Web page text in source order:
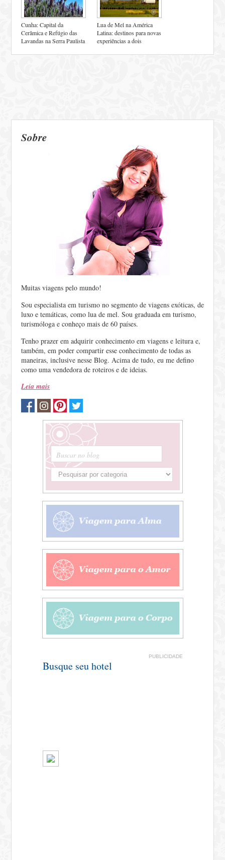
Cunha: Capital da
Cerâmica e Refúgio das
Lavandas na Serra Paulista
Lua de Mel na América
Latina: destinos para novas
experiências a dois
Sobre
Muitas viagens pelo mundo!
Sou especialista em turismo no segmento de viagens exóticas, de
luxo e temáticas, como lua de mel. Sou graduada em turismo,
turismóloga e conheço mais de 60 países.
Tenho prazer em adquirir conhecimento em viagens e leitura e,
também, em poder compartir esse conhecimento de todas as
maneiras, inclusive nesse Blog. Acima de tudo, eu me defino
como uma vendedora de roteiros e de ideias.
Leia mais
Buscar no blog
PUBLICIDADE
Busque seu hotel